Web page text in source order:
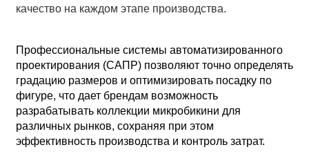
качество на каждом этапе производства.
Профессиональные системы автоматизированного
проектирования (САПР) позволяют точно определять
градацию размеров и оптимизировать посадку по
фигуре, что дает брендам возможность
разрабатывать коллекции микробикини для
различных рынков, сохраняя при этом
эффективность производства и контроль затрат.